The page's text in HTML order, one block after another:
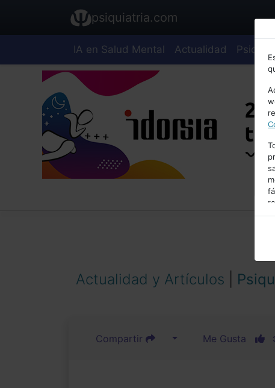
psiquiatria.com
IA en Salud Mental Actualidad
Actualidad y Artículos
Compartir Me Gusta